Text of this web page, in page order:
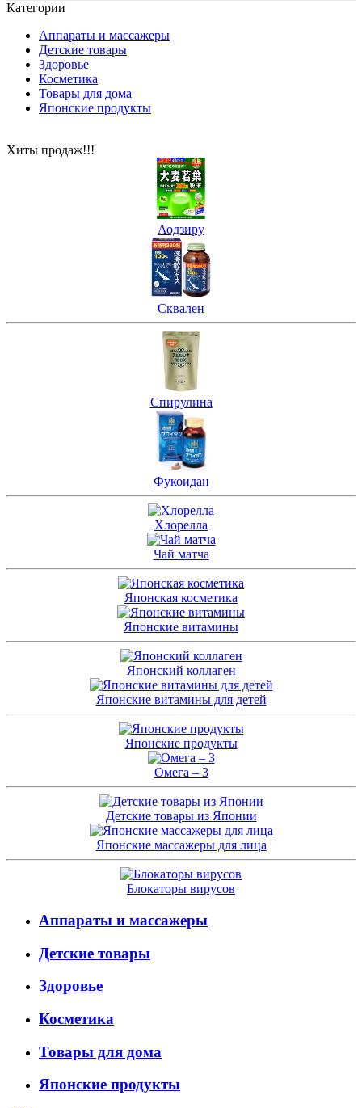
Категории
Аппараты и массажеры
Детские товары
Здоровье
Косметика
Товары для дома
Японские продукты
Хиты продаж!!!
Аодзиру
Сквален
Спирулина
Фукоидан
Хлорелла
Чай матча
Японская косметика
Японские витамины
Японский коллаген
Японские витамины для детей
Японские продукты
Омега – 3
Детские товары из Японии
Японские массажеры для лица
Блокаторы вирусов
Аппараты и массажеры
Детские товары
Здоровье
Косметика
Товары для дома
Японские продукты